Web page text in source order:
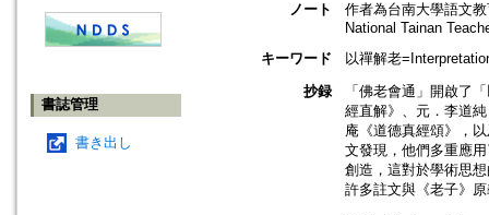
書誌管理
書き出し
ノート
作者為台南大學語文
National Tainan
キーワード
以禪解老
抄録
「佛老會通」開啟了
經直解》、元．李道
庵《道德真經頌》，
文發現，他們多重應
創造，這對於學術思
許多註文與《老子》